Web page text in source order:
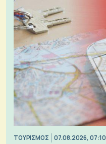
ΤΟΥΡΙΣΜΟΣ 07.08.2026, 07:10